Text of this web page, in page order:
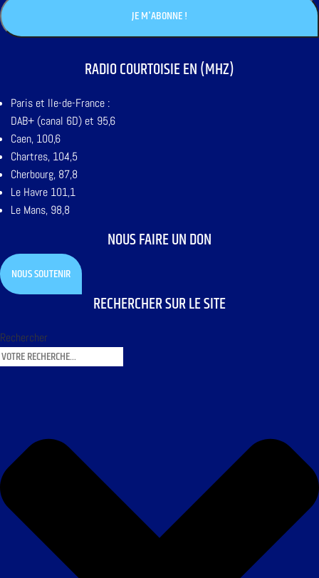
RADIO COURTOISIE EN (MHZ)
Paris et Ile-de-France :
DAB+ (canal 6D) et 95,6
Caen, 100,6
Chartres, 104,5
Cherbourg, 87,8
Le Havre 101,1
Le Mans, 98,8
NOUS FAIRE UN DON
NOUS SOUTENIR
RECHERCHER SUR LE SITE
Rechercher